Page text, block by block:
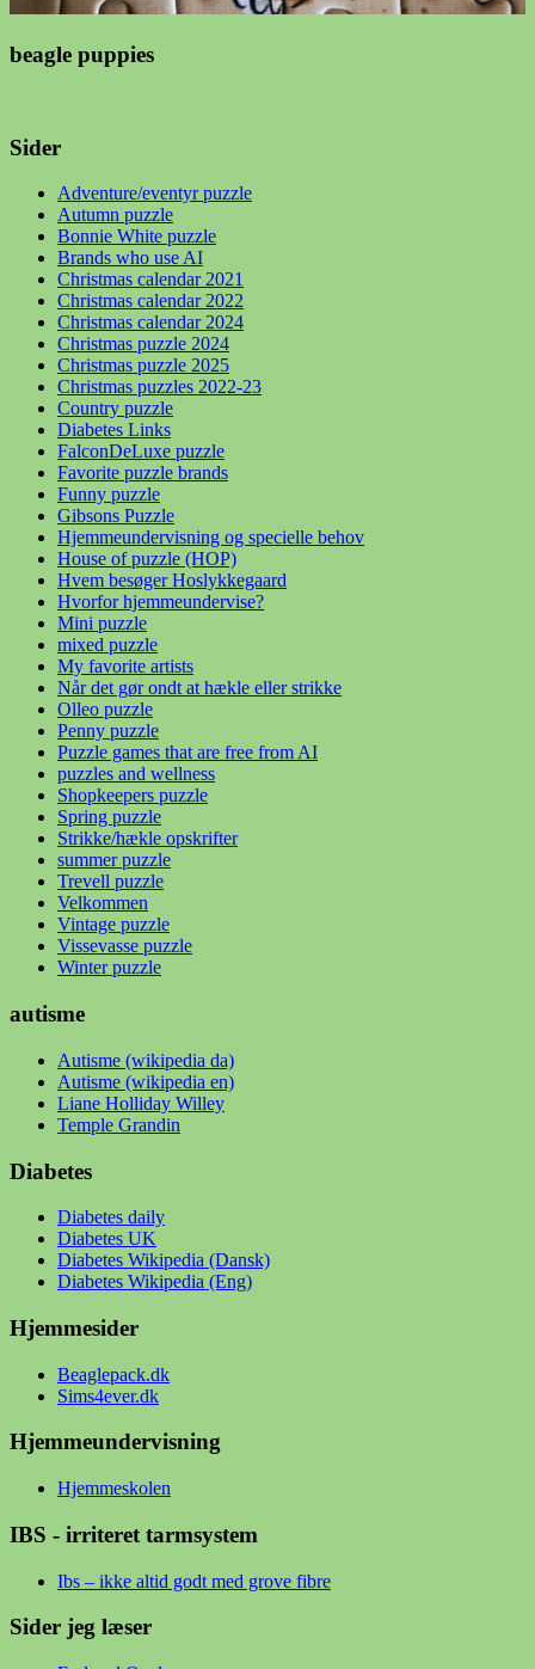
beagle puppies
Sider
Adventure/eventyr puzzle
Autumn puzzle
Bonnie White puzzle
Brands who use AI
Christmas calendar 2021
Christmas calendar 2022
Christmas calendar 2024
Christmas puzzle 2024
Christmas puzzle 2025
Christmas puzzles 2022-23
Country puzzle
Diabetes Links
FalconDeLuxe puzzle
Favorite puzzle brands
Funny puzzle
Gibsons Puzzle
Hjemmeundervisning og specielle behov
House of puzzle (HOP)
Hvem besøger Hoslykkegaard
Hvorfor hjemmeundervise?
Mini puzzle
mixed puzzle
My favorite artists
Når det gør ondt at hækle eller strikke
Olleo puzzle
Penny puzzle
Puzzle games that are free from AI
puzzles and wellness
Shopkeepers puzzle
Spring puzzle
Strikke/hækle opskrifter
summer puzzle
Trevell puzzle
Velkommen
Vintage puzzle
Vissevasse puzzle
Winter puzzle
autisme
Autisme (wikipedia da)
Autisme (wikipedia en)
Liane Holliday Willey
Temple Grandin
Diabetes
Diabetes daily
Diabetes UK
Diabetes Wikipedia (Dansk)
Diabetes Wikipedia (Eng)
Hjemmesider
Beaglepack.dk
Sims4ever.dk
Hjemmeundervisning
Hjemmeskolen
IBS - irriteret tarmsystem
Ibs – ikke altid godt med grove fibre
Sider jeg læser